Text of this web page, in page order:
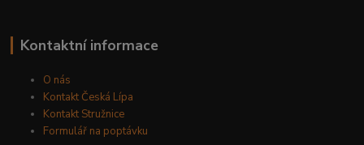
Kontaktní informace
O nás
Kontakt Česká Lípa
Kontakt Stružnice
Formulář na poptávku